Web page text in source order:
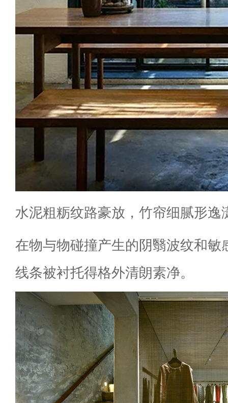
水泥粗粝纹路豪放，竹帘细腻形逸
在物与物碰撞产生的阴翳波纹和敏
线条被衬托得格外清朗素净。